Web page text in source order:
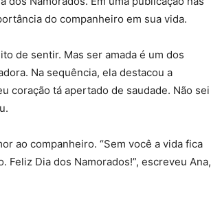
do companheiro em sua vida.
de sentir. Mas ser amada é um dos
Na sequência, ela destacou a
coração tá apertado de saudade. Não sei
ao companheiro. “Sem você a vida fica
Dia dos Namorados!”, escreveu Ana,